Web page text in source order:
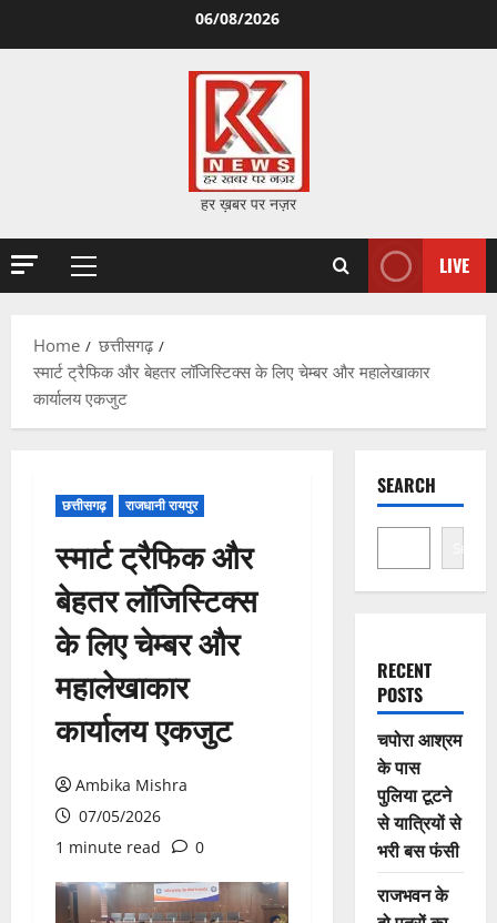
06/08/2026
हर ख़बर पर नज़र
Primary
LIVE
Home
छत्तीसगढ़
स्मार्ट ट्रैफिक और बेहतर लॉजिस्टिक्स के लिए चेम्बर और महालेखाकार
कार्यालय एकजुट
छत्तीसगढ़ राजधानी रायपुर
स्मार्ट ट्रैफिक और
बेहतर लॉजिस्टिक्स
के लिए चेम्बर और
महालेखाकार
कार्यालय एकजुट
Ambika Mishra
07/05/2026
1 minute read
0
SEARCH
Search
RECENT
POSTS
चपोरा आश्रम
के पास
पुलिया टूटने
से यात्रियों से
भरी बस फंसी
राजभवन के